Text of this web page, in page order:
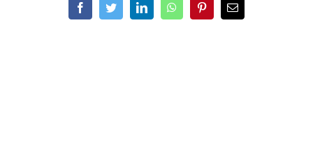
FacebookTwitterLinkedInWhatsAppPinterestEmail